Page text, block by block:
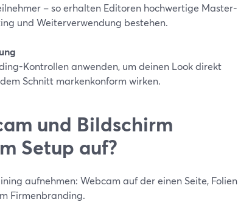
– so erhalten Editoren hochwertige Master-
und Weiterverwendung bestehen.
Kontrollen anwenden, um deinen Look direkt
Schnitt markenkonform wirken.
und Bildschirm
Setup auf?
aufnehmen: Webcam auf der einen Seite, Folien
Firmenbranding.